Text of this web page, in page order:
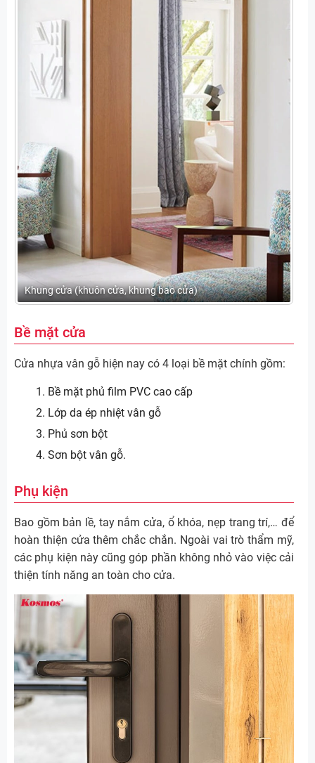
Khung cửa (khuôn cửa, khung bao cửa)
Bề mặt cửa
Cửa nhựa vân gỗ hiện nay có 4 loại bề mặt chính gồm:
Bề mặt phủ film PVC cao cấp
Lớp da ép nhiệt vân gỗ
Phủ sơn bột
Sơn bột vân gỗ.
Phụ kiện
Bao gồm bản lề, tay nắm cửa, ổ khóa, nẹp trang trí,… để
hoàn thiện cửa thêm chắc chắn. Ngoài vai trò thẩm mỹ,
các phụ kiện này cũng góp phần không nhỏ vào việc cải
thiện tính năng an toàn cho cửa.